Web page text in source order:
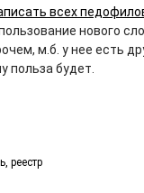
всех
нового
м.б. у нее есть
польза будет.
, реестр